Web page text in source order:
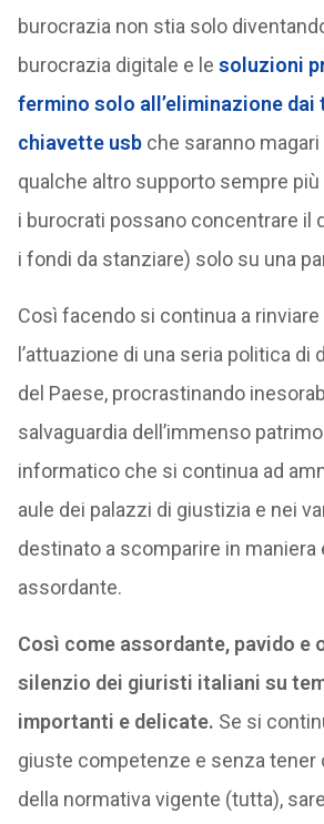
burocrazia non stia solo
burocrazia digitale e le soluzioni
fermino solo all’eliminazione dai
chiavette usbche saranno
qualche altro supporto sempre
i burocrati possano concentrare il
i fondi da stanziare) solo su una
Così facendo si continua a rinviare
l’attuazione di una seria politica di
del Paese, procrastinando
salvaguardia dell’immenso
informatico che si continua ad
aule dei palazzi di giustizia e nei
destinato a scomparire in maniera
assordante.
Così come assordante, pavido e
silenzio dei giuristi italiani su
importanti e delicate. Se si
giuste competenze e senza
della normativa vigente (tutta),